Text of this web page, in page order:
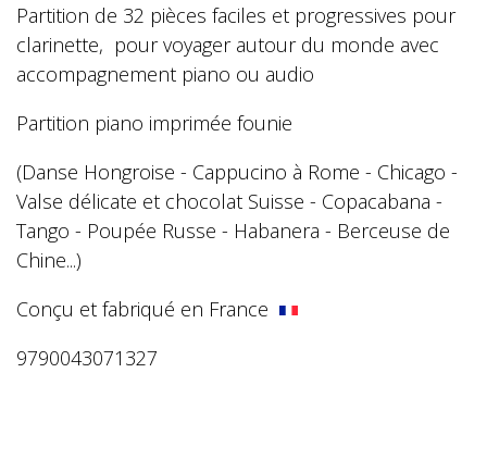
Partition de 32 pièces faciles et progressives pour
clarinette, pour voyager autour du monde avec
accompagnement piano ou audio
Partition piano imprimée founie
(Danse Hongroise - Cappucino à Rome - Chicago -
Valse délicate et chocolat Suisse - Copacabana -
Tango - Poupée Russe - Habanera - Berceuse de
Chine...)
Conçu et fabriqué en France
9790043071327